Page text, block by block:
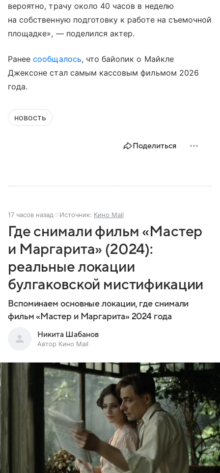
вероятно, трачу около 40 часов в неделю
на собственную подготовку к работе на съемочной
площадке», — поделился актер.
Ранеесообщалось, что байопик о Майкле
Джексоне стал самым кассовым фильмом 2026
года.
новость
Поделиться
17 часов назад Источник: Кино Mail
Где снимали фильм «Мастер
и Маргарита» (2024):
реальные локации
булгаковской мистификации
Вспоминаем основные локации, где снимали
фильм «Мастер и Маргарита» 2024 года
Никита Шабанов
Автор Кино Mail